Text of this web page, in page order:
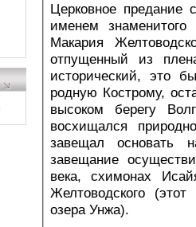
Церковное предание
именем знаменитого
Макария
отпущенный из
исторический, это
родную Кострому,
высоком берегу
восхищался
завещал основать
завещание
века, схимонах
Желтоводского
озера Унжа).